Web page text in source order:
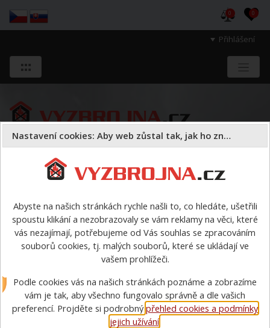
Přihlášení
0 0
a majetek druhých.
Požární sport vybavení pro PS podle disciplín
Štafeta
4x60 metrů s překážkami > Bariéra / břevno 70 x 200 cm
Bariéra / břevno 70 x 200 cm
Nastavení cookies: Aby web zůstal tak, jak ho znáte
Abyste na našich stránkách rychle našli to, co hledáte, ušetřili
spoustu klikání a nezobrazovaly se vám reklamy na věci, které
vás nezajímají, potřebujeme od Vás souhlas se zpracováním
souborů cookies, tj. malých souborů, které se ukládají ve
vašem prohlížeči.
Podle cookies vás na našich stránkách poznáme a zobrazíme
vám je tak, aby všechno fungovalo správně a dle vašich
preferencí. Projděte si podrobnýpřehled cookies a podmínky
jejich užívání.